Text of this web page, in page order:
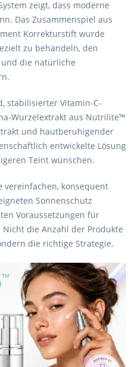
zeigt, dass moderne
Das Zusammenspiel aus
Korrekturstift wurde
zu behandeln, den
die natürliche
stabilisierter Vitamin-C-
Wurzelextrakt aus Nutrilite™
und hautberuhigender
entwickelte Lösung
Teint wünschen.
vereinfachen, konsequent
Sonnenschutz
Voraussetzungen für
die Anzahl der Produkte
die richtige Strategie.